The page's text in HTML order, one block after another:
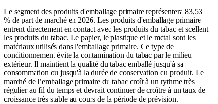
Le segment des produits d'emballage primaire représentera 83,53
% de part de marché en 2026. Les produits d'emballage primaire
entrent directement en contact avec les produits du tabac et scellent
les produits du tabac. Le papier, le plastique et le métal sont les
matériaux utilisés dans l'emballage primaire. Ce type de
conditionnement évite la contamination du tabac par le milieu
extérieur. Il maintient la qualité du tabac emballé jusqu'à sa
consommation ou jusqu'à la durée de conservation du produit. Le
marché de l’emballage primaire du tabac croît à un rythme très
régulier au fil du temps et devrait continuer de croître à un taux de
croissance très stable au cours de la période de prévision.